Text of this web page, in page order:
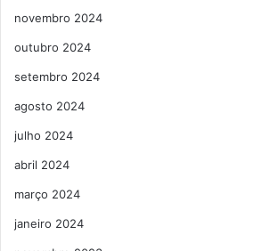
novembro 2024
outubro 2024
setembro 2024
agosto 2024
julho 2024
abril 2024
março 2024
janeiro 2024